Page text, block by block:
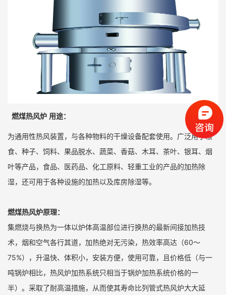
燃煤热风炉 用途：
为通用性热风装置，与各种物料的干燥设备配套使用。广泛用于粮
食、种子、饲料、果品脱水、蔬菜、香菇、木耳、茶叶、银耳、烟
叶等产品，食品、医药品、化工原料、轻重工业的产品的加热除
湿，还可用于各种设施的加热以及库房除湿等。
燃煤热风炉原理：
集燃烧与换热为一体以炉体高温部位进行换热的最新间接加热技
术，烟和空气各行其道，加热绝对无污染，热效率高达（60～
75%），升温快、体积小，安装方便，使用可靠，且价格低（与一
吨锅炉相比，热风炉加热系统只相当于锅炉加热系统价格的一
半）。采取了耐高温措施，从而使其寿命比列管式热风炉大大延